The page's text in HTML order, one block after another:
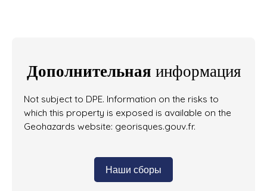
Дополнительная информация
Not subject to DPE. Information on the risks to
which this property is exposed is available on the
Geohazards website: georisques.gouv.fr.
Наши сборы